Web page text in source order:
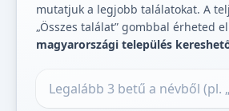
mutatjuk a legjobb találatokat. A
„Összes találat” gombbal érheted
magyarországi település